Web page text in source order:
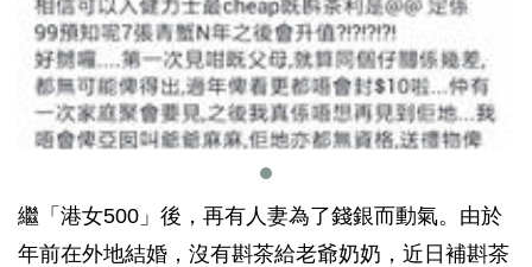
繼「港女500」後，再有人妻為了錢銀而動氣。由於
年前在外地結婚，沒有斟茶給老爺奶奶，近日補斟茶